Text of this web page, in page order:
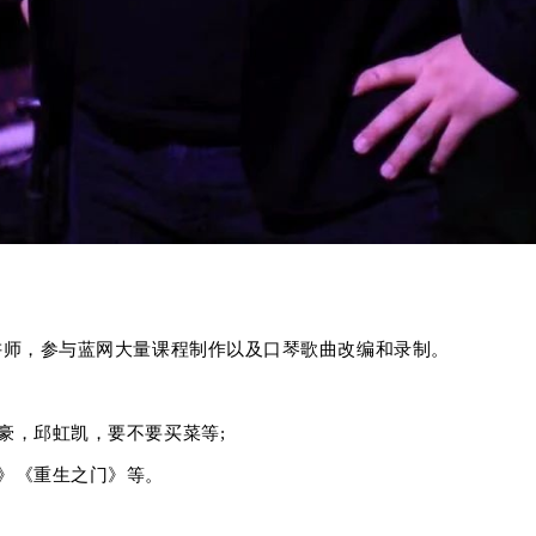
，参与蓝网大量课程制作以及口琴歌曲改编和录制。
，邱虹凯，要不要买菜等;
《重生之门》等。